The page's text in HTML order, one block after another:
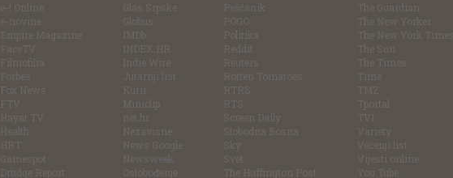
e-! Online
e-novine
Empire Magazine
FaceTV
Filmofilia
Forbes
Fox News
FTV
Hayat TV
Health
HRT
Gamespot
Drudge Report
Glas Srpske
Globus
IMDb
INDEX.HR
Indie Wire
Jutarnji list
Kurir
Miniclip
net.hr
Nezavisne
News Google
Newsweek
Oslobođenje
Pešćanik
POGO
Politika
Reddit
Reuters
Rotten Tomatoes
RTRS
RTS
Screen Daily
Slobodna Bosna
Sky
Svet
The Huffington Post
The Guardian
The New Yorker
The New York Times
The Sun
The Times
Time
TMZ
Tportal
TV1
Variety
Večenji list
Vijesti online
You Tube